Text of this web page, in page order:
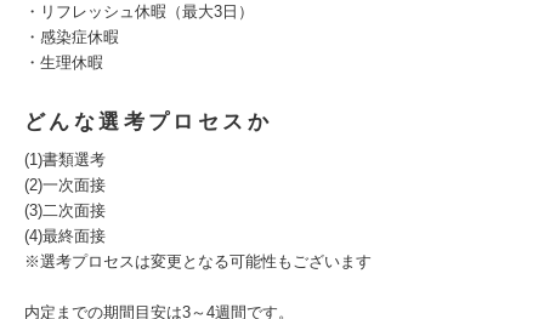
・リフレッシュ休暇（最大3日）
・感染症休暇
・生理休暇
どんな選考プロセスか
(1)書類選考
(2)一次面接
(3)二次面接
(4)最終面接
※選考プロセスは変更となる可能性もございます
内定までの期間目安は3～4週間です。